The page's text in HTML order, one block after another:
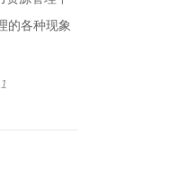
的各种现象